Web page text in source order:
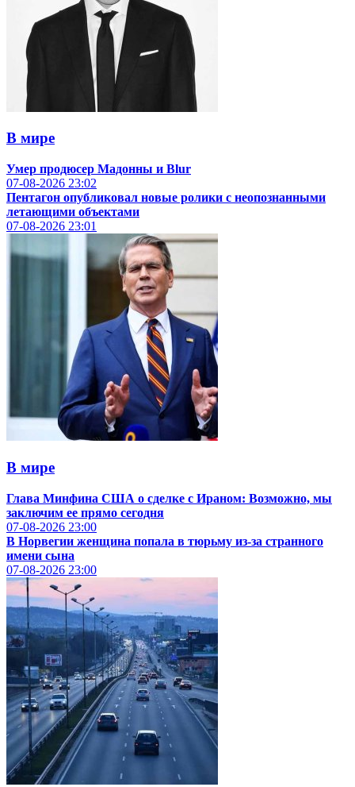
В мире
Умер продюсер Мадонны и Blur
07-08-2026 23:02
Пентагон опубликовал новые ролики с неопознанными
летающими объектами
07-08-2026 23:01
В мире
Глава Минфина США о сделке с Ираном: Возможно, мы
заключим ее прямо сегодня
07-08-2026 23:00
В Норвегии женщина попала в тюрьму из-за странного
имени сына
07-08-2026 23:00